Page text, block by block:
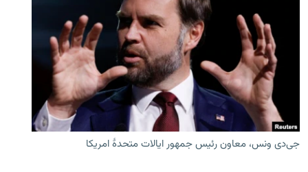
جی‌دی ونس، معاون رئیس جمهور ایالات متحدۀ امریکا